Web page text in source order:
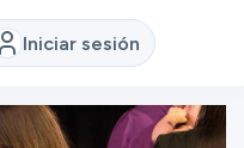
Iniciar sesión